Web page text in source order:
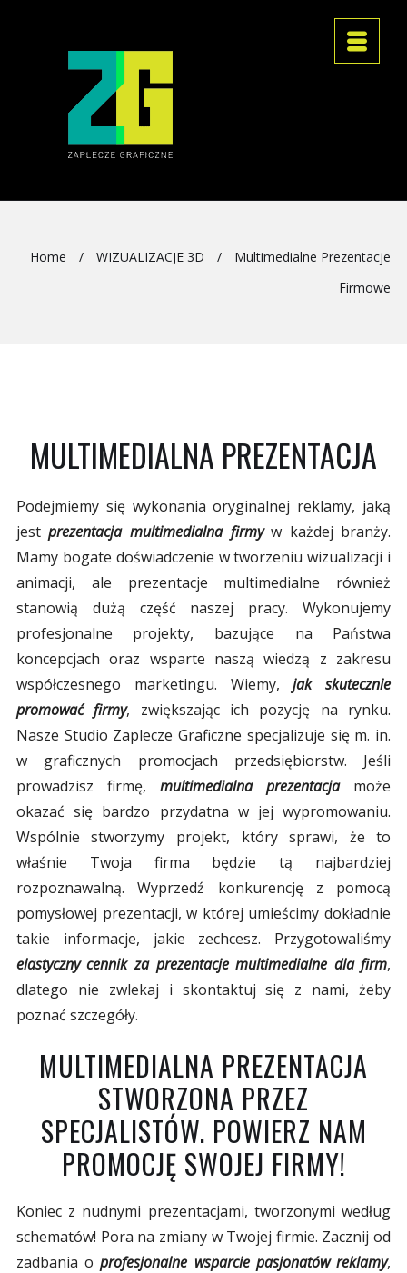
Home / WIZUALIZACJE 3D /
Multimedialne Prezentacje
Firmowe
MULTIMEDIALNA PREZENTACJA
Podejmiemy się wykonania oryginalnej reklamy, jaką
jestprezentacja multimedialna firmyw każdej branży.
Mamy bogate doświadczenie w tworzeniu wizualizacji i
animacji, ale prezentacje multimedialne również
stanowią dużą część naszej pracy. Wykonujemy
profesjonalne projekty, bazujące na Państwa
koncepcjach oraz wsparte naszą wiedzą z zakresu
współczesnego marketingu. Wiemy,jak skutecznie
promować firmy, zwiększając ich pozycję na rynku.
Nasze Studio Zaplecze Graficzne specjalizuje się m. in.
w graficznych promocjach przedsiębiorstw. Jeśli
prowadzisz firmę, multimedialna prezentacjamoże
okazać się bardzo przydatna w jej wypromowaniu.
Wspólnie stworzymy projekt, który sprawi, że to
właśnie Twoja firma będzie tą najbardziej
rozpoznawalną. Wyprzedź konkurencję z pomocą
pomysłowej prezentacji, w której umieścimy dokładnie
takie informacje, jakie zechcesz. Przygotowaliśmy
elastyczny cennik za prezentacje multimedialne dla firm,
dlatego nie zwlekaj i skontaktuj się z nami, żeby
poznać szczegóły.
MULTIMEDIALNA PREZENTACJA
STWORZONA PRZEZ
SPECJALISTÓW. POWIERZ NAM
PROMOCJĘ SWOJEJ FIRMY!
Koniec z nudnymi prezentacjami, tworzonymi według
schematów! Pora na zmiany w Twojej firmie. Zacznij od
zadbania oprofesjonalne wsparcie pasjonatów reklamy,